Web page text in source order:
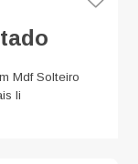
Mdf Solteiro
Ii